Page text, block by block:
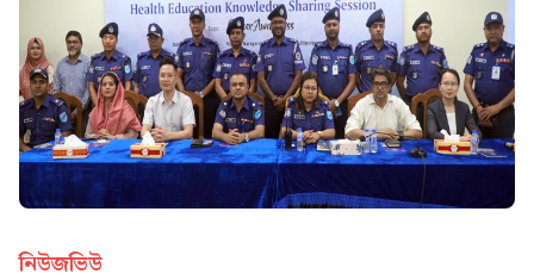
নিউজভিউ